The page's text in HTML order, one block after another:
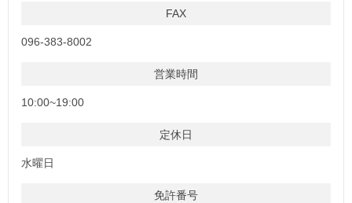
FAX
096-383-8002
営業時間
10:00~19:00
定休日
水曜日
免許番号